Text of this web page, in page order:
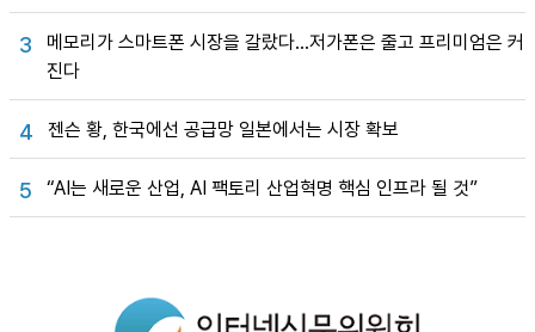
3
메모리가 스마트폰 시장을 갈랐다…저가폰은 줄고 프리미엄은 커
진다
4 젠슨 황, 한국에선 공급망 일본에서는 시장 확보
5 “AI는 새로운 산업, AI 팩토리 산업혁명 핵심 인프라 될 것”